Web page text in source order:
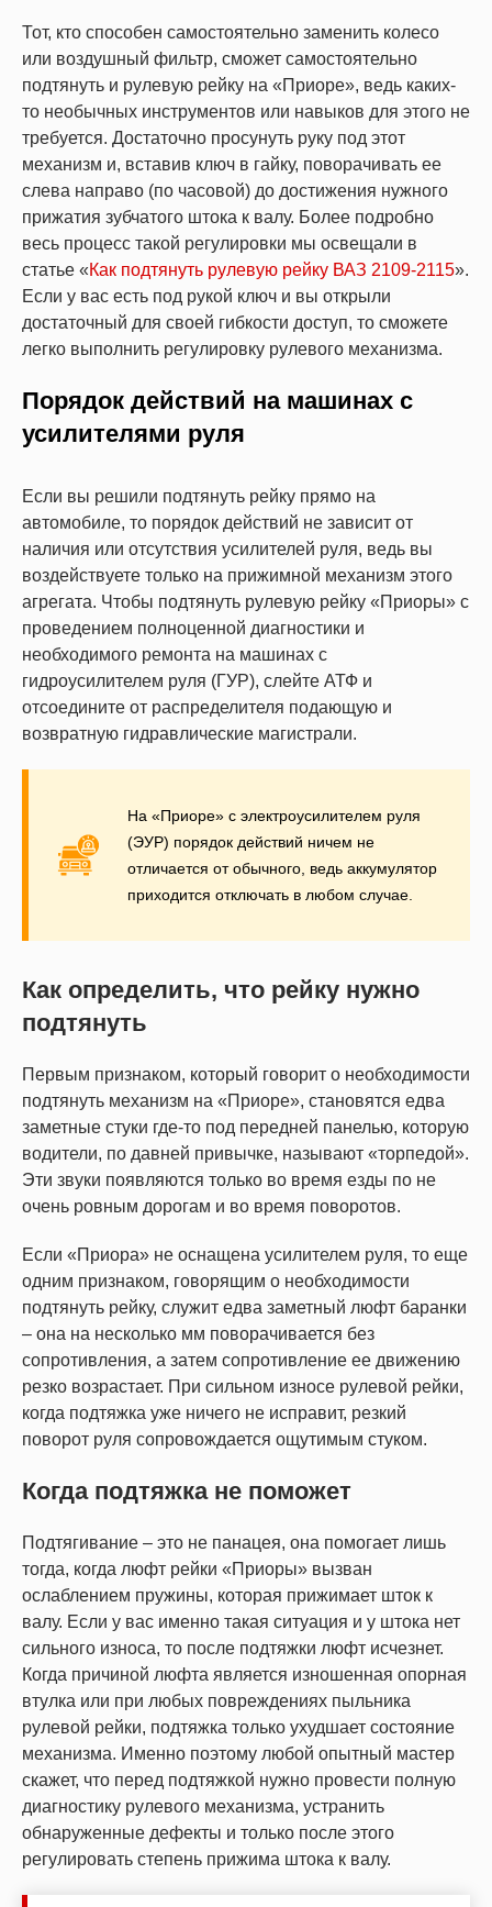
Тот, кто способен самостоятельно заменить колесо
или воздушный фильтр, сможет самостоятельно
подтянуть и рулевую рейку на «Приоре», ведь каких-
то необычных инструментов или навыков для этого не
требуется. Достаточно просунуть руку под этот
механизм и, вставив ключ в гайку, поворачивать ее
слева направо (по часовой) до достижения нужного
прижатия зубчатого штока к валу. Более подробно
весь процесс такой регулировки мы освещали в
статье «Как подтянуть рулевую рейку ВАЗ 2109-2115».
Если у вас есть под рукой ключ и вы открыли
достаточный для своей гибкости доступ, то сможете
легко выполнить регулировку рулевого механизма.
Порядок действий на машинах с
усилителями руля
Если вы решили подтянуть рейку прямо на
автомобиле, то порядок действий не зависит от
наличия или отсутствия усилителей руля, ведь вы
воздействуете только на прижимной механизм этого
агрегата. Чтобы подтянуть рулевую рейку «Приоры» с
проведением полноценной диагностики и
необходимого ремонта на машинах с
гидроусилителем руля (ГУР), слейте АТФ и
отсоедините от распределителя подающую и
возвратную гидравлические магистрали.
На «Приоре» с электроусилителем руля
(ЭУР) порядок действий ничем не
отличается от обычного, ведь аккумулятор
приходится отключать в любом случае.
Как определить, что рейку нужно
подтянуть
Первым признаком, который говорит о необходимости
подтянуть механизм на «Приоре», становятся едва
заметные стуки где-то под передней панелью, которую
водители, по давней привычке, называют «торпедой».
Эти звуки появляются только во время езды по не
очень ровным дорогам и во время поворотов.
Если «Приора» не оснащена усилителем руля, то еще
одним признаком, говорящим о необходимости
подтянуть рейку, служит едва заметный люфт баранки
– она на несколько мм поворачивается без
сопротивления, а затем сопротивление ее движению
резко возрастает. При сильном износе рулевой рейки,
когда подтяжка уже ничего не исправит, резкий
поворот руля сопровождается ощутимым стуком.
Когда подтяжка не поможет
Подтягивание – это не панацея, она помогает лишь
тогда, когда люфт рейки «Приоры» вызван
ослаблением пружины, которая прижимает шток к
валу. Если у вас именно такая ситуация и у штока нет
сильного износа, то после подтяжки люфт исчезнет.
Когда причиной люфта является изношенная опорная
втулка или при любых повреждениях пыльника
рулевой рейки, подтяжка только ухудшает состояние
механизма. Именно поэтому любой опытный мастер
скажет, что перед подтяжкой нужно провести полную
диагностику рулевого механизма, устранить
обнаруженные дефекты и только после этого
регулировать степень прижима штока к валу.